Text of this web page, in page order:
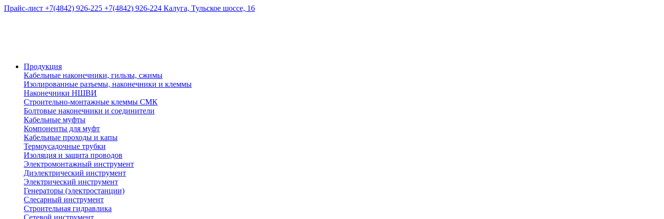
Прайс-лист +7(4842) 926-225 +7(4842) 926-224 Калуга, Тульское шоссе, 16
Продукция
Кабельные наконечники, гильзы, сжимы
Изолированные разъемы, наконечники и клеммы
Наконечники НШВИ
Строительно-монтажные клеммы СМК
Болтовые наконечники и соединители
Кабельные муфты
Компоненты для муфт
Кабельные проходы и капы
Термоусадочные трубки
Изоляция и защита проводов
Электромонтажный инструмент
Диэлектрический инструмент
Электрический инструмент
Генераторы (электростанции)
Слесарный инструмент
Строительная гидравлика
Сетевой инструмент